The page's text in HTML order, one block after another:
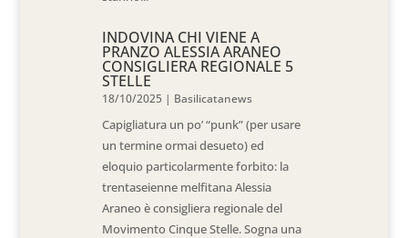
INDOVINA CHI VIENE A
PRANZO ALESSIA ARANEO
CONSIGLIERA REGIONALE 5
STELLE
18/10/2025 | Basilicatanews
Capigliatura un po’ “punk” (per usare
un termine ormai desueto) ed
eloquio particolarmente forbito: la
trentaseienne melfitana Alessia
Araneo è consigliera regionale del
Movimento Cinque Stelle. Sogna una